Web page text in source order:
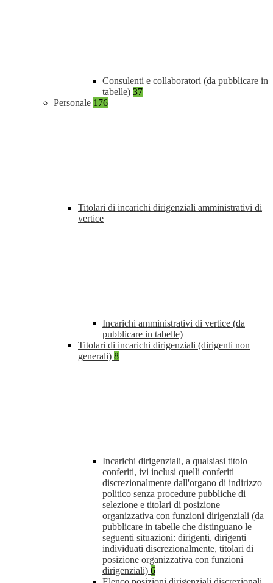
Consulenti e collaboratori (da pubblicare in
tabelle) 37
Personale 176
Titolari di incarichi dirigenziali amministrativi di
vertice
Incarichi amministrativi di vertice (da
pubblicare in tabelle)
Titolari di incarichi dirigenziali (dirigenti non
generali) 8
Incarichi dirigenziali, a qualsiasi titolo
conferiti, ivi inclusi quelli conferiti
discrezionalmente dall'organo di indirizzo
politico senza procedure pubbliche di
selezione e titolari di posizione
organizzativa con funzioni dirigenziali (da
pubblicare in tabelle che distinguano le
seguenti situazioni: dirigenti, dirigenti
individuati discrezionalmente, titolari di
posizione organizzativa con funzioni
dirigenziali) 6